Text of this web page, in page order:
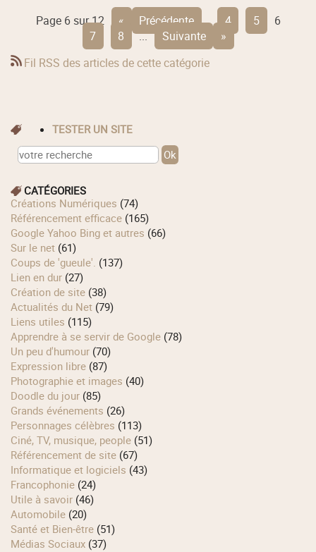
Page 6 sur 12 « précédente ... 4 5
6
7
8 ... suivante
»
Fil RSS des articles de cette catégorie
TESTER UN SITE
CATÉGORIES
Créations Numériques (74)
Référencement efficace (165)
Google Yahoo Bing et autres (66)
Sur le net (61)
Coups de 'gueule'. (137)
Lien en dur (27)
Création de site (38)
Actualités du Net (79)
Liens utiles (115)
Apprendre à se servir de Google (78)
Un peu d'humour (70)
Expression libre (87)
Photographie et images (40)
Doodle du jour (85)
Grands événements (26)
Personnages célèbres (113)
Ciné, TV, musique, people (51)
Référencement de site (67)
Informatique et logiciels (43)
Francophonie (24)
Utile à savoir (46)
Automobile (20)
Santé et Bien-être (51)
Médias Sociaux (37)